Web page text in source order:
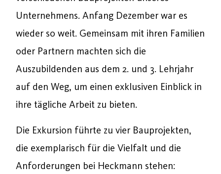
Unternehmens. Anfang Dezember war es
wieder so weit. Gemeinsam mit ihren Familien
oder Partnern machten sich die
Auszubildenden aus dem 2. und 3. Lehrjahr
auf den Weg, um einen exklusiven Einblick in
ihre tägliche Arbeit zu bieten.
Die Exkursion führte zu vier Bauprojekten,
die exemplarisch für die Vielfalt und die
Anforderungen bei Heckmann stehen: